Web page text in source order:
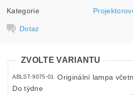
Kategorie
Dotaz
ZVOLTE VARIANTU
ABLST-9075-01
Originální lampa
Do týdne